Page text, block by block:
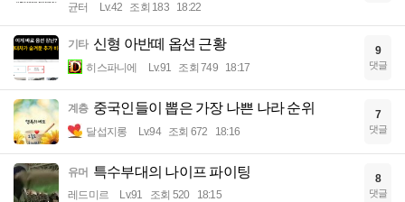
균터 Lv.42 조회 183 18:22
기타 신형 아반떼 옵션 근황
히스파니에 Lv.91 조회 749 18:17
9
댓글
계층 중국인들이 뽑은 가장 나쁜 나라 순위
달섭지롱 Lv.94 조회 672 18:16
7
댓글
유머 특수부대의 나이프 파이팅
레드미르 Lv.91 조회 520 18:15
8
댓글